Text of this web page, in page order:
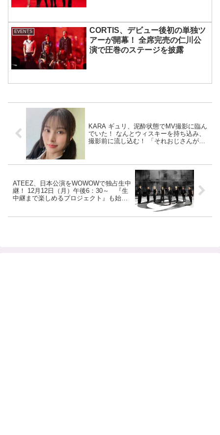
EVENTS
CORTIS、デビュー後初の単独ツ
アーが開幕！ 全席完売の仁川公
演で圧巻のステージを披露
KARA ギュリ、泥酔状態でMV撮影に臨ん
でいた！ なんとウィスキーを持ち込み、
撮影前に流し込む！ 「それおじさんが使
ATEEZ、日本公演をWOWOWで独占生中
継！ 12月12日（月）午後6：30～ 『生
中継まで楽しめるプロジェクト』も始